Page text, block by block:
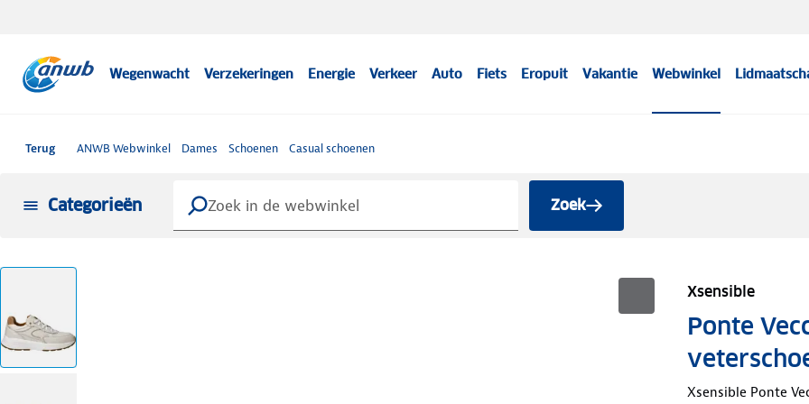
Wegenwacht Verzekeringen Energie Verkeer Auto Fiets Eropuit Vakantie Webwinkel
Terug ANWB Webwinkel Dames Schoenen Casual schoenen
Categorieën Zoek
Xsensible
Ponte
Xsensible Ponte